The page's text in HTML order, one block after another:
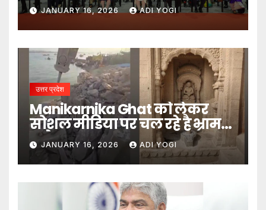
JANUARY 16, 2026 ADI YOGI
उत्तर प्रदेश
Manikarnika Ghat को लेकर
सोशल मीडिया पर चल रहे है भ्रामक
दावे- DM
JANUARY 16, 2026 ADI YOGI